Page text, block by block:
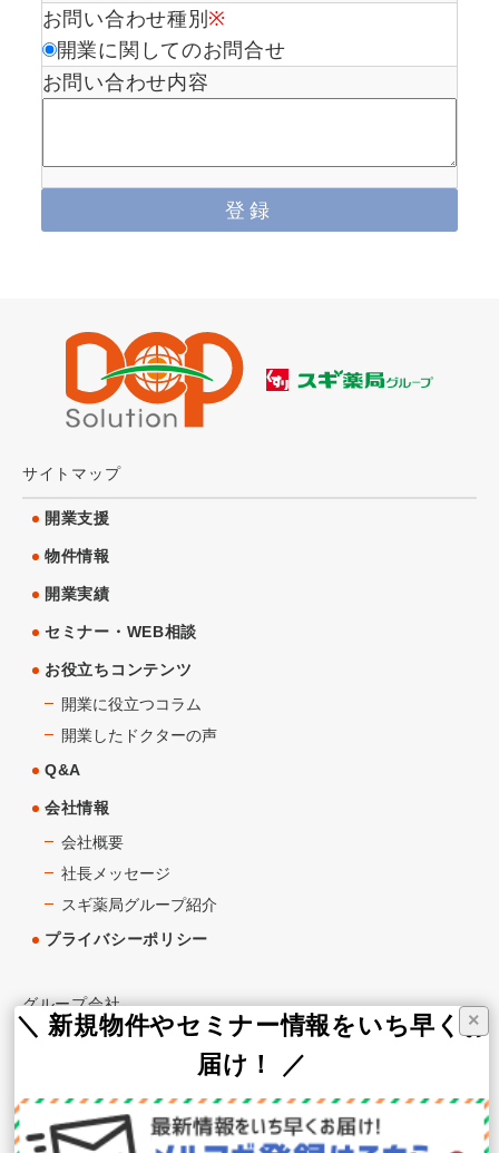
お問い合わせ種別 ※
開業に関してのお問合せ
お問い合わせ内容
サイトマップ
開業支援
物件情報
開業実績
セミナー・WEB相談
お役立ちコンテンツ
開業に役立つコラム
開業したドクターの声
Q&A
会社情報
会社概要
社長メッセージ
スギ薬局グループ紹介
プライバシーポリシー
グループ会社
スギメディカル株式会社（WEB支援）
×
＼ 新規物件やセミナー情報をいち早くお
届け！ ／